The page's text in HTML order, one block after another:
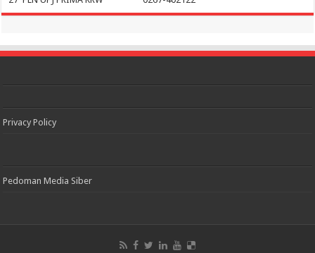
Privacy Policy
Pedoman Media Siber